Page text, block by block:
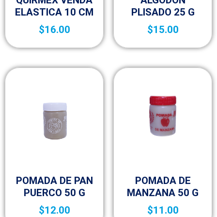
ELASTICA 10 CM
$16.00
PLISADO 25 G
$15.00
POMADA DE PAN
PUERCO 50 G
$12.00
POMADA DE
MANZANA 50 G
$11.00